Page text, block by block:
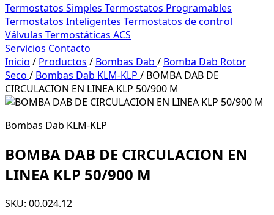
Termostatos Simples Termostatos Programables
Termostatos Inteligentes Termostatos de control
Válvulas Termostáticas ACS
Servicios Contacto
Inicio / Productos / Bombas Dab / Bomba Dab Rotor
Seco / Bombas Dab KLM-KLP / BOMBA DAB DE
CIRCULACION EN LINEA KLP 50/900 M
Bombas Dab KLM-KLP
BOMBA DAB DE CIRCULACION EN
LINEA KLP 50/900 M
SKU: 00.024.12